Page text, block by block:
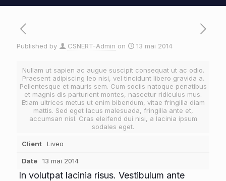
Published by CSNERT-Admin on 13 mai 2014
Nullam ut sapien ac augue suscipit consequat ut ac odio.
Praesent adipiscing leo nisi, vel tincidunt libero gravida a.
Pellentesque et mauris sem. Cum sociis natoque penatibus
et magnis dis parturient montes, nascetur ridiculus mus.
Etiam ultrices metus ut enim bibendum, vitae fringilla diam
mattis. Sed eget lacus malesuada, fringilla ante et,
accumsan nisl. Cras eleifend dui nisi, a lacinia ipsum
sodales eget.
Client Liveo
Date 13 mai 2014
In volutpat lacinia risus. Vestibulum ante